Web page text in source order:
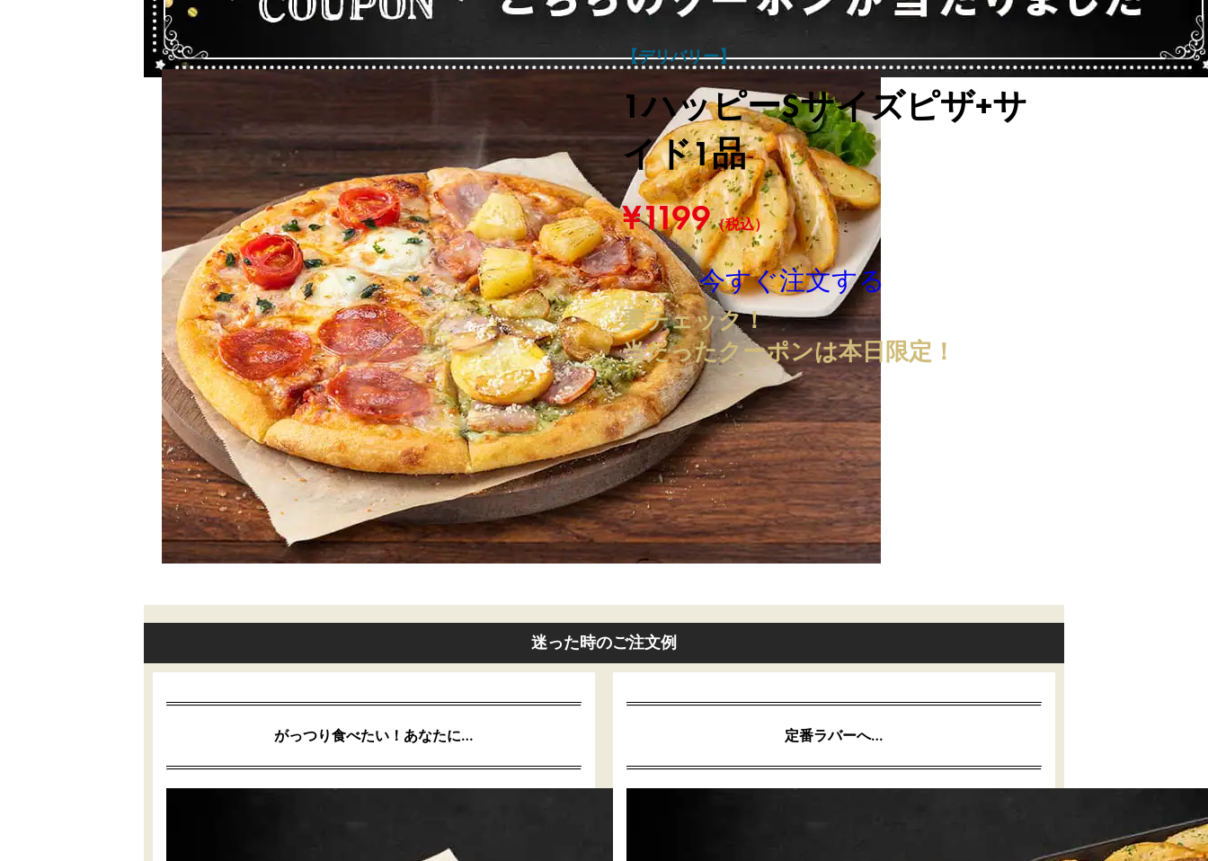
【デリバリー】
1ハッピーSサイズピザ+サ
イド1品
¥1199（税込）
今すぐ注文する
要チェック！
当たったクーポンは本日限定！
迷った時のご注文例
がっつり食べたい！あなたに… 定番ラバーへ…